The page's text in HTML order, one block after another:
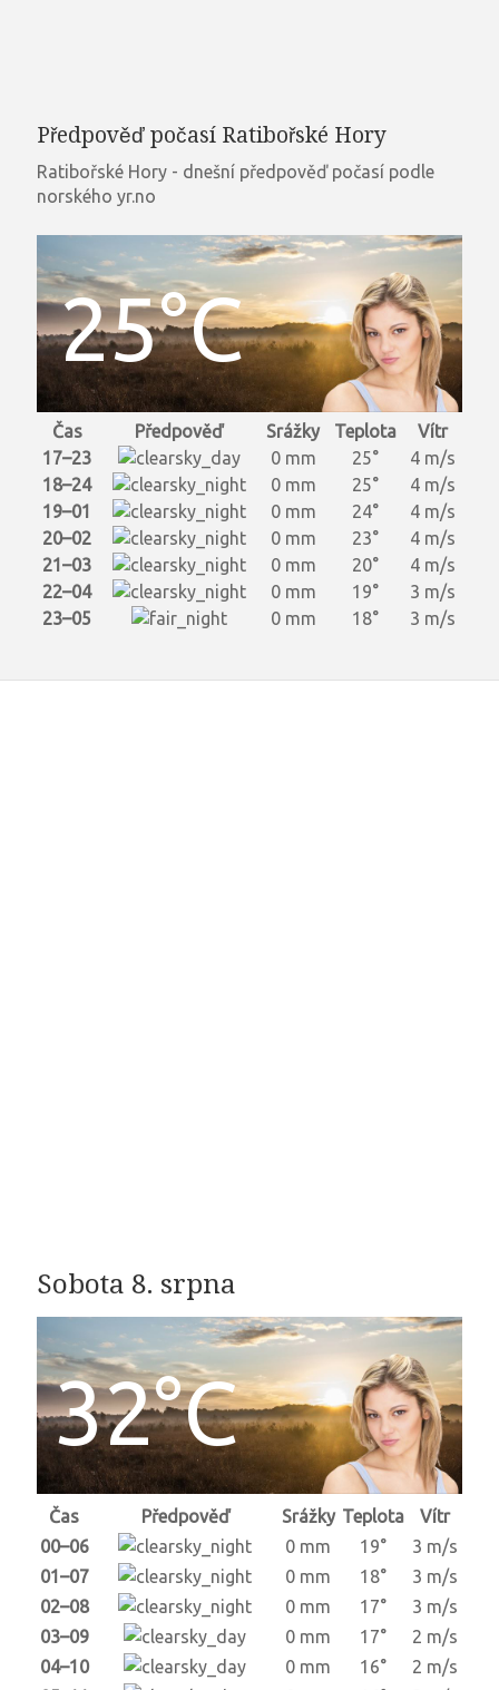
Předpověď počasí Ratibořské Hory
Ratibořské Hory - dnešní předpověď počasí podle
norského yr.no
25°C
Čas Předpověď Srážky Teplota
Vítr
17–23
0 mm 25°
4 m/s
18–24
0 mm 25°
4 m/s
19–01
0 mm 24°
4 m/s
20–02
0 mm 23°
4 m/s
21–03
0 mm 20°
4 m/s
22–04
0 mm 19°
3 m/s
23–05
0 mm 18° 3 m/s
Sobota 8. srpna
32°C
Čas Předpověď Srážky Teplota
Vítr
00–06
0 mm 19°
3 m/s
01–07
0 mm 18°
3 m/s
02–08
0 mm 17°
3 m/s
03–09
0 mm 17°
2 m/s
04–10
0 mm 16°
2 m/s